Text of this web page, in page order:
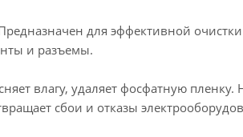
для эффективной
и разъемы.
влагу, удаляет фосфатную пленку.
сбои и отказы